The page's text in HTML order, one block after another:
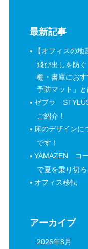
最新記事
【オフィスの
飛び出しを防
棚・書庫にお
予防マット」と
ゼブラ
ご紹介！
床のデザインに
です！
YAMAZEN コ
で夏を乗り切ろ
オフィス移転
アーカイブ
2026年8月